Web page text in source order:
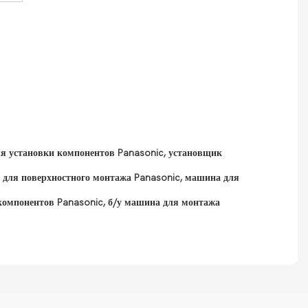
компонентов Panasonic, установщик
поверхностного монтажа Panasonic, машина для
Panasonic, б/у машина для монтажа